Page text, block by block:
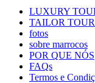
LUXURY
TAILOR TOUR
fotos
sobre marrocos
POR QUE NÓS
FAQs
Termos e